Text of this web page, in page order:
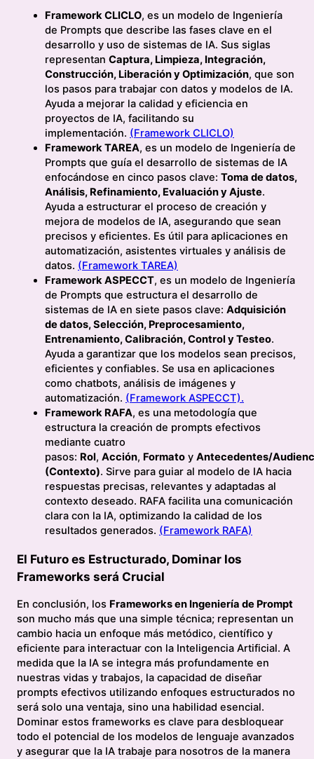
Framework CLICLO, es un modelo de Ingeniería
de Prompts que describe las fases clave en el
desarrollo y uso de sistemas de IA. Sus siglas
representan Captura, Limpieza, Integración,
Construcción, Liberación y Optimización, que son
los pasos para trabajar con datos y modelos de IA.
Ayuda a mejorar la calidad y eficiencia en
proyectos de IA, facilitando su
implementación. (Framework CLICLO)
Framework TAREA, es un modelo de Ingeniería de
Prompts que guía el desarrollo de sistemas de IA
enfocándose en cinco pasos clave: Toma de datos,
Análisis, Refinamiento, Evaluación y Ajuste.
Ayuda a estructurar el proceso de creación y
mejora de modelos de IA, asegurando que sean
precisos y eficientes. Es útil para aplicaciones en
automatización, asistentes virtuales y análisis de
datos. (Framework TAREA)
Framework ASPECCT, es un modelo de Ingeniería
de Prompts que estructura el desarrollo de
sistemas de IA en siete pasos clave: Adquisición
de datos, Selección, Preprocesamiento,
Entrenamiento, Calibración, Control y Testeo.
Ayuda a garantizar que los modelos sean precisos,
eficientes y confiables. Se usa en aplicaciones
como chatbots, análisis de imágenes y
automatización. (Framework ASPECCT).
Framework RAFA, es una metodología que
estructura la creación de prompts efectivos
mediante cuatro
pasos: Rol, Acción, Formato y Antecedentes/
(Contexto). Sirve para guiar al modelo de IA hacia
respuestas precisas, relevantes y adaptadas al
contexto deseado. RAFA facilita una comunicación
clara con la IA, optimizando la calidad de los
resultados generados. (Framework RAFA)
El Futuro es Estructurado, Dominar los
Frameworks será Crucial
En conclusión, los Frameworks en Ingeniería de Prompt
son mucho más que una simple técnica; representan un
cambio hacia un enfoque más metódico, científico y
eficiente para interactuar con la Inteligencia Artificial. A
medida que la IA se integra más profundamente en
nuestras vidas y trabajos, la capacidad de diseñar
prompts efectivos utilizando enfoques estructurados no
será solo una ventaja, sino una habilidad esencial.
Dominar estos frameworks es clave para desbloquear
todo el potencial de los modelos de lenguaje avanzados
y asegurar que la IA trabaje para nosotros de la manera